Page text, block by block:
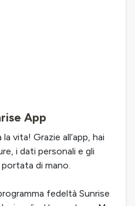
App
vita! Grazie all’app, hai
i dati personali e gli
di mano.
fedeltà Sunrise